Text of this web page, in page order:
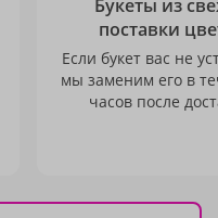
Букеты из
поставки
Если букет вас не
мы заменим его в
часов после